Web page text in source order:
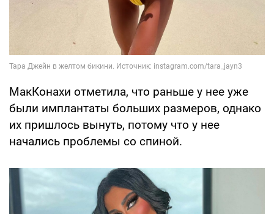
МакКонахи отметила, что раньше у нее уже
были имплантаты больших размеров, однако
их пришлось вынуть, потому что у нее
начались проблемы со спиной.